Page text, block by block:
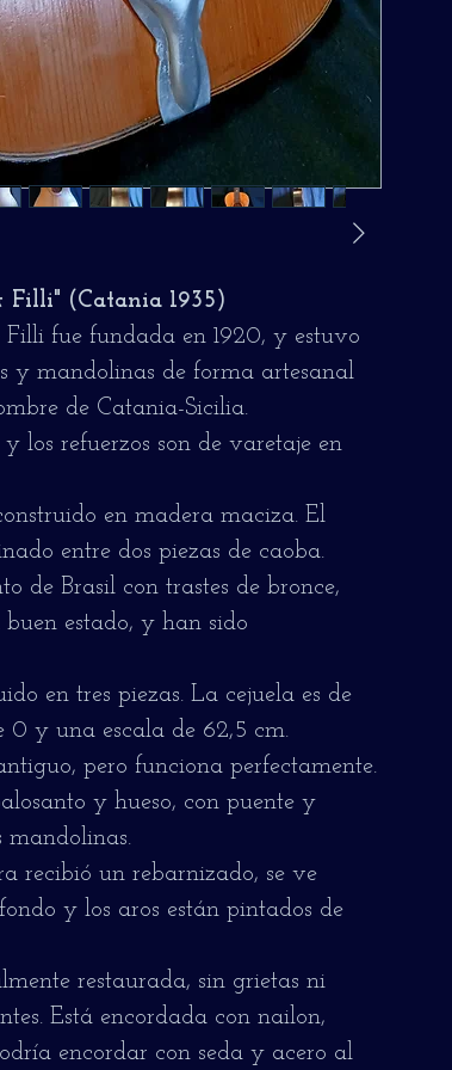
Filli" (Catania 1935)
fue fundada en 1920, y estuvo
y mandolinas de forma artesanal
de Catania-Sicilia.
los refuerzos son de varetaje en
en madera maciza. El
entre dos piezas de caoba.
de Brasil con trastes de bronce,
buen estado, y han sido
en tres piezas. La cejuela es de
0 y una escala de 62,5 cm.
pero funciona perfectamente.
y hueso, con puente y
mandolinas.
recibió un rebarnizado, se ve
y los aros están pintados de
restaurada, sin grietas ni
Está encordada con nailon,
encordar con seda y acero al